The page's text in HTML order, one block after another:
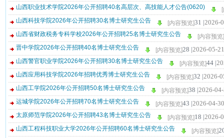
山西职业技术学院2026年公开招聘40名高层次、高技能人才公告(0620)
山西科技学院2026年公开招聘30名博士研究生公告
[内容预览]31 |2026-
山西省财政税务专科学校2026年公开招聘25名博士研究生公告
[内容预览]
晋中学院2026年公开招聘40名博士研究生公告
[内容预览]28 |2026-05-21
山西警官职业学院2026年公开招聘30名博士研究生公告 [内容预览]44 |
山西应用科技学院2026年招聘优秀博士研究生公告 [内容预览]32 |2026-
山西工学院2026年公开招聘50名博士研究生公告 [内容预览]38 |2026-
运城学院2026年公开招聘70名博士研究生公告 [内容预览]43 |2026-04-30
太原师范学院2026年公开招聘43名博士研究生公告 [内容预览]18 |2026-
山西工程科技职业大学2026年公开招聘60名博士研究生公告 [内容预览]